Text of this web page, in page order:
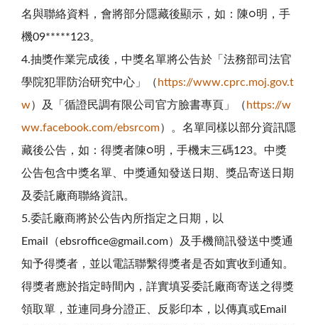
名與聯絡資料，會將部分隱藏後顯示，如：陳○明，手
機09*****123。
4.抽獎作業完成後，中獎名單將公告於「法務部司法官
學院犯罪防治研究中心」（ https://www.cprc.moj.gov.t
w）及「循證民調有限公司官方臉書專頁」（ https://w
ww.facebook.com/ebsrcom）。名單同樣以部分資訊隱
藏後公告，如：得獎者陳○明，手機末三碼123。中獎
公告包含中獎名單、中獎通知發送日期、獎品寄送日期
及委託廠商聯絡資訊。
5.委託廠商將於公告內所指定之日期，以
Email（ebsroffice@gmail.com）及手機簡訊發送中獎通
知予得獎者，並以電話聯繫得獎者是否如實收到通知。
得獎者應於指定時間內，詳實填妥委託廠商寄送之得獎
領取單，並連同身分證正、反影印本，以傳真或Email